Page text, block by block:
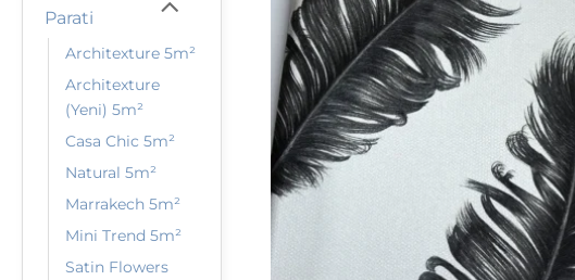
Parati
Architexture 5m²
Architexture
(Yeni) 5m²
Casa Chic 5m²
Natural 5m²
Marrakech 5m²
Mini Trend 5m²
Satin Flowers